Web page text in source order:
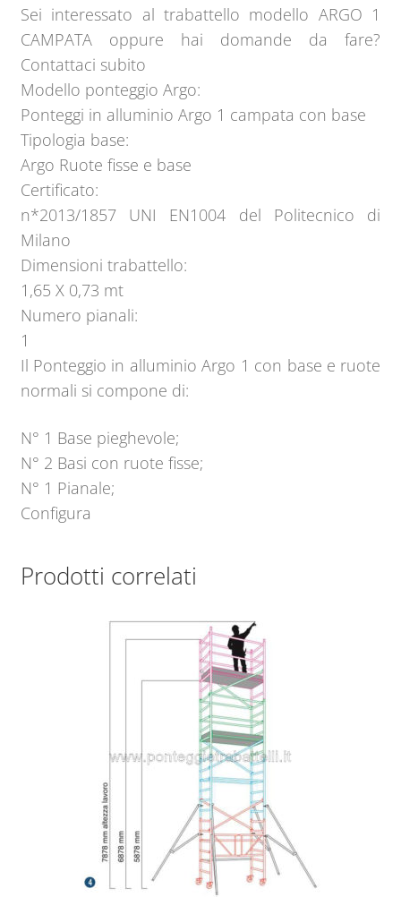
Sei interessato al trabattello modello ARGO 1
CAMPATA oppure hai domande da fare?
Contattaci subito
Modello ponteggio Argo:
Ponteggi in alluminio Argo 1 campata con base
Tipologia base:
Argo Ruote fisse e base
Certificato:
n*2013/1857 UNI EN1004 del Politecnico di
Milano
Dimensioni trabattello:
1,65 X 0,73 mt
Numero pianali:
1
Il Ponteggio in alluminio Argo 1 con base e ruote
normali si compone di:
N° 1 Base pieghevole;
N° 2 Basi con ruote fisse;
N° 1 Pianale;
Configura
Prodotti correlati